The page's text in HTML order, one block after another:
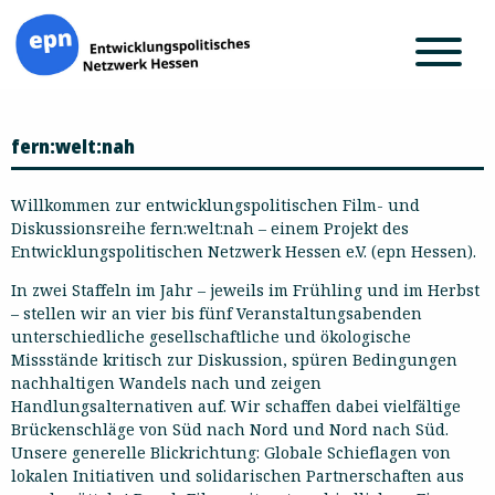
Inhalt
springen
fern:welt:nah
Willkommen zur entwicklungspolitischen Film- und
Diskussionsreihe fern:welt:nah – einem Projekt des
Entwicklungspolitischen Netzwerk Hessen e.V. (epn Hessen).
In zwei Staffeln im Jahr – jeweils im Frühling und im Herbst
– stellen wir an vier bis fünf Veranstaltungsabenden
unterschiedliche gesellschaftliche und ökologische
Missstände kritisch zur Diskussion, spüren Bedingungen
nachhaltigen Wandels nach und zeigen
Handlungsalternativen auf. Wir schaffen dabei vielfältige
Brückenschläge von Süd nach Nord und Nord nach Süd.
Unsere generelle Blickrichtung: Globale Schieflagen von
lokalen Initiativen und solidarischen Partnerschaften aus